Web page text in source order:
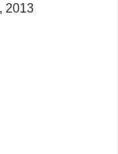
2013